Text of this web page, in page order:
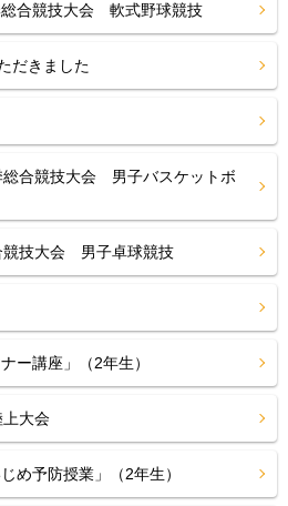
合競技大会 軟式野球競技
だきました
合競技大会 男子バスケットボ
競技大会 男子卓球競技
ー講座」（2年生）
大会
め予防授業」（2年生）